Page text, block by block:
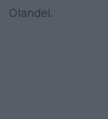
Olandei.